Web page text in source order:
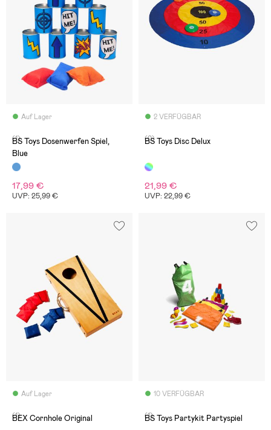
Auf Lager
(1)
BS Toys Dosenwerfen Spiel,
Blue
17,99 €
UVP: 25,99 €
2 VERFÜGBAR
(0)
BS Toys Disc Delux
21,99 €
UVP: 22,99 €
Auf Lager
(1)
BEX Cornhole Original
10 VERFÜGBAR
(1)
BS Toys Partykit Partyspiel